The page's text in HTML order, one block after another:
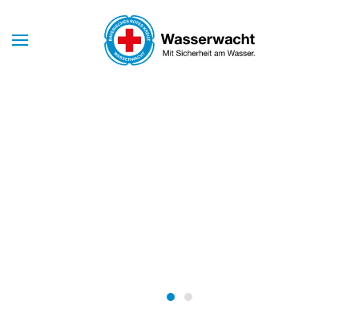
Skip to main content
Wasserwacht Bayern